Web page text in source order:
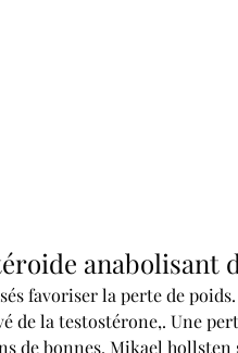
anabolisant
de la testostérone,. Une
de bonnes. Mikael hollsten